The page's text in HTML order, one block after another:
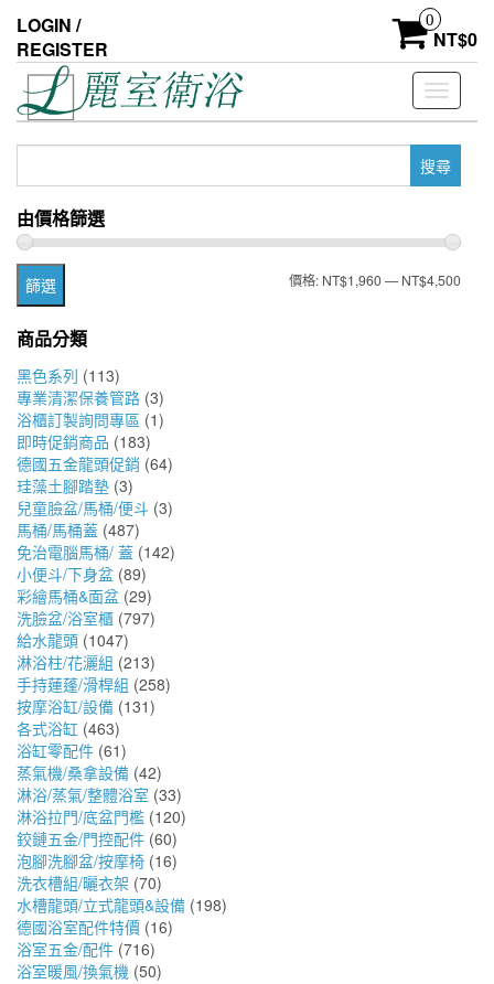
the
content
LOGIN /
REGISTER
0
NT$0
Toggle
鍵
字:
由價格篩選
最最
篩選 價格: NT$1,960—NT$4,500
商品分類
黑色系列 (113)
專業清潔保養管路 (3)
浴櫃訂製詢問專區 (1)
即時促銷商品 (183)
德國五金龍頭促銷 (64)
珪藻土腳踏墊 (3)
兒童臉盆/馬桶/便斗 (3)
馬桶/馬桶蓋 (487)
免治電腦馬桶/ 蓋 (142)
小便斗/下身盆 (89)
彩繪馬桶&面盆 (29)
洗臉盆/浴室櫃 (797)
給水龍頭 (1047)
淋浴柱/花灑組 (213)
手持蓮蓬/滑桿組 (258)
按摩浴缸/設備 (131)
各式浴缸 (463)
浴缸零配件 (61)
蒸氣機/桑拿設備 (42)
淋浴/蒸氣/整體浴室 (33)
淋浴拉門/底盆門檻 (120)
鉸鏈五金/門控配件 (60)
泡腳洗腳盆/按摩椅 (16)
洗衣槽組/曬衣架 (70)
水槽龍頭/立式龍頭&設備 (198)
德國浴室配件特價 (16)
浴室五金/配件 (716)
浴室暖風/換氣機 (50)